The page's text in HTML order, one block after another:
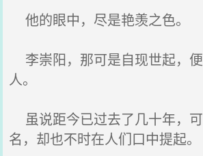
他的眼中，尽是艳羡之色。
李崇阳，那可是自现世起，
人。
虽说距今已过去了几十年，
名，却也不时在人们口中提起。